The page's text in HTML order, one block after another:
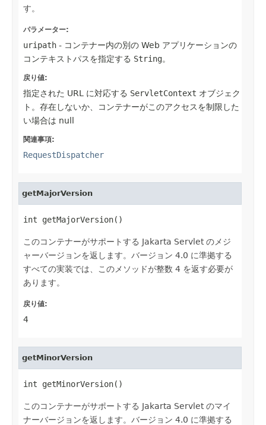
す。
パラメーター:
uripath - コンテナー内の別の Web アプリケーションの
コンテキストパスを指定する String。
戻り値:
指定された URL に対応する ServletContext オブジェク
ト。存在しないか、コンテナーがこのアクセスを制限した
い場合は null
関連事項:
RequestDispatcher
getMajorVersion
int getMajorVersion()
このコンテナーがサポートする Jakarta Servlet のメジ
ャーバージョンを返します。バージョン 4.0 に準拠する
すべての実装では、このメソッドが整数 4 を返す必要が
あります。
戻り値:
4
getMinorVersion
int getMinorVersion()
このコンテナーがサポートする Jakarta Servlet のマイ
ナーバージョンを返します。バージョン 4.0 に準拠する